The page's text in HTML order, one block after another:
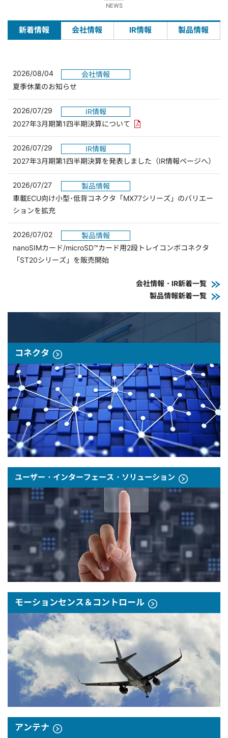
NEWS
新着情報 会社情報 IR情報 製品情報
2026/08/04
会社情報
夏季休業のお知らせ
2026/07/29
IR情報
2027年3月期第1四半期決算について PDFリンクを新しいウィンド
2026/07/29
IR情報
2027年3月期第1四半期決算を発表しました（IR情報ページへ）
2026/07/27
製品情報
車載ECU向け小型･低背コネクタ「MX77シリーズ」のバリエー
ションを拡充
2026/07/02
製品情報
nanoSIMカード/microSD™カード用2段トレイコンボコネクタ
「ST20シリーズ」を販売開始
会社情報・IR新着一覧
製品情報新着一覧
コネクタ
ユーザー・インターフェース・ソリューション
モーションセンス＆コントロール
アンテナ